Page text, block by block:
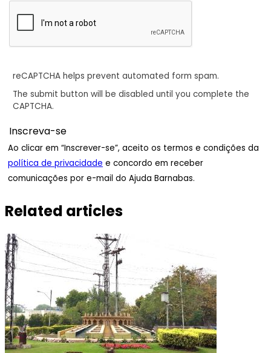
reCAPTCHA helps prevent automated form spam.
The submit button will be disabled until you complete the
CAPTCHA.
Ao clicar em “Inscrever-se”, aceito os termos e condições da
política de privacidade e concordo em receber
comunicações por e-mail do Ajuda Barnabas.
Related articles